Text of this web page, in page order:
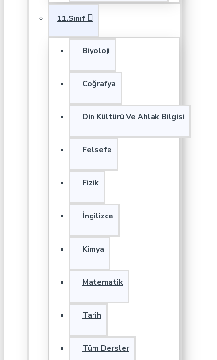
11.Sınıf
Biyoloji
Coğrafya
Din Kültürü Ve Ahlak Bilgisi
Felsefe
Fizik
İngilizce
Kimya
Matematik
Tarih
Tüm Dersler